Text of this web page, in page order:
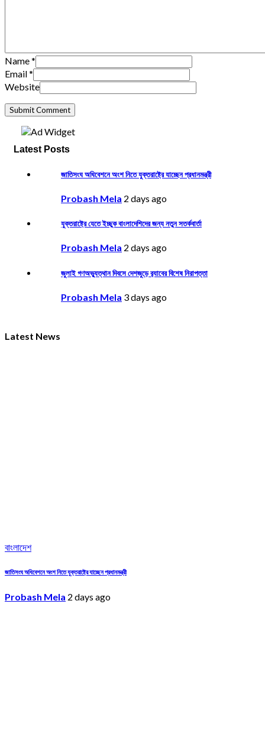
Name*
Email*
Website
Latest Posts
জাতিসংঘ অধিবেশনে অংশ নিতে যুক্তরাষ্ট্রে যাচ্ছেন প্রধানমন্ত্রী
Probash Mela 2 days ago
যুক্তরাষ্ট্রে যেতে ইচ্ছুক বাংলাদেশিদের জন্য নতুন সতর্কবার্তা
Probash Mela 2 days ago
জুলাই গণঅভ্যুত্থান দিবসে দেশজুড়ে র‌্যাবের বিশেষ নিরাপত্তা
Probash Mela 3 days ago
Latest News
বাংলাদেশ
জাতিসংঘ অধিবেশনে অংশ নিতে যুক্তরাষ্ট্রে যাচ্ছেন প্রধানমন্ত্রী
Probash Mela 2 days ago